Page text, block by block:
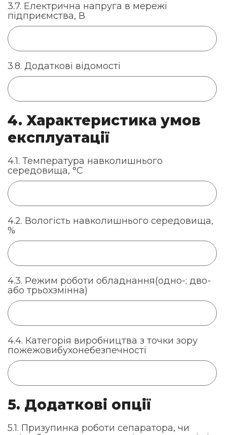
3.7. Електрична напруга в мережі
підприємства, В
3.8. Додаткові відомості
4. Характеристика умов
експлуатації
4.1. Температура навколишнього
середовища, °С
4.2. Вологість навколишнього середовища,
%
4.3. Режим роботи обладнання(одно-; дво-
або трьохзмінна)
4.4. Категорія виробництва з точки зору
пожежовибухонебезпечності
5. Додаткові опції
5.1. Призупинка роботи сепаратора, чи